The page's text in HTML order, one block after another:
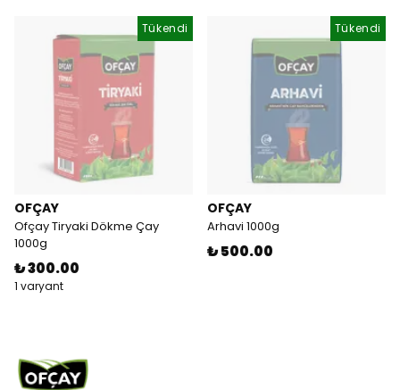
Tükendi
OFÇAY
Ofçay Tiryaki Dökme Çay
1000g
₺ 300.00
1 varyant
Tükendi
OFÇAY
Arhavi 1000g
₺ 500.00